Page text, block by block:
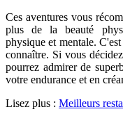
Ces aventures vous
plus de la beauté
physique et mentale.
connaître. Si vous
pourrez admirer de
votre endurance et en
Lisez plus : Meilleurs